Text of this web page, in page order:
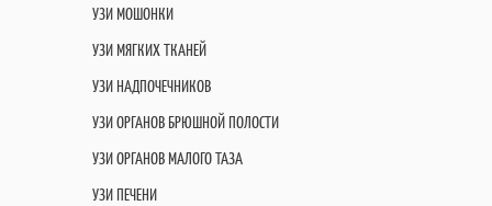
УЗИ МОШОНКИ
УЗИ МЯГКИХ ТКАНЕЙ
УЗИ НАДПОЧЕЧНИКОВ
УЗИ ОРГАНОВ БРЮШНОЙ ПОЛОСТИ
УЗИ ОРГАНОВ МАЛОГО ТАЗА
УЗИ ПЕЧЕНИ